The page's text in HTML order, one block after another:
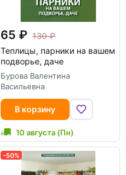
65
130
Теплицы, парники на вашем
подворье, даче
Бурова Валентина
Васильевна
В корзину
10 августа (Пн)
-50%